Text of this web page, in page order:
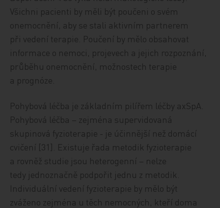
Všichni pacienti by měli být poučeni o svém
onemocnění, aby se stali aktivním partnerem
při vedení terapie. Poučení by mělo obsahovat
informace o nemoci, projevech a jejich rozpoznání,
průběhu onemocnění, možnostech terapie
a prognóze.
Pohybová léčba je základním pilířem léčby axSpA.
Pohybová léčba – zejména supervidovaná
skupinová fyzioterapie - je účinnější než domácí
cvičení [31]. Existuje řada metodik fyzioterapie
a rovněž studie jsou heterogenní – nelze
tedy jednoznačně podpořit jednu z metodik.
Individuální vedení fyzioterapie by mělo být
zváženo zejména u těch nemocných, kteří doma